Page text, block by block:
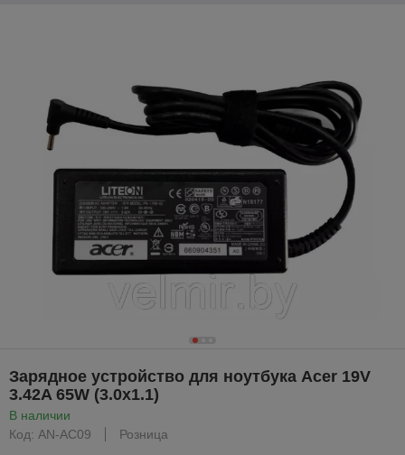
Зарядное устройство для ноутбука Acer 19V
3.42A 65W (3.0x1.1)
В наличии
Код: AN-AC09
Розница